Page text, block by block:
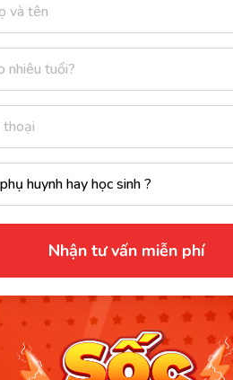
Nhận tư vấn miễn phí
thêm động lực cho bé và
ghế ăn
ý dành cho các bậc phụ
ghế ăn dặm không nên bỏ
phận của ghế
và sạch sẽ
tập ăn cho trẻ, thông thường
lên khay 1 cách trực tiếp.